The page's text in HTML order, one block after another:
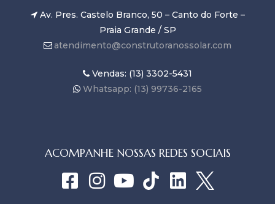
Av. Pres. Castelo Branco, 50 – Canto do Forte –
Praia Grande / SP
atendimento@construtoranossolar.com
Vendas: (13) 3302-5431
Whatsapp: (13) 99736-2165
ACOMPANHE NOSSAS REDES SOCIAIS